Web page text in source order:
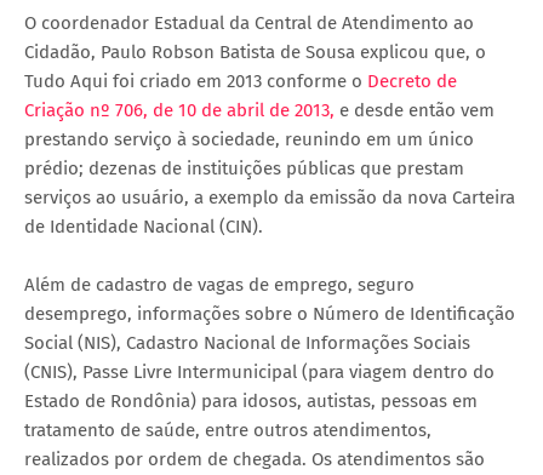
O coordenador Estadual da Central de Atendimento ao
Cidadão, Paulo Robson Batista de Sousa explicou que, o
Tudo Aqui foi criado em 2013 conforme o Decreto de
Criação nº 706, de 10 de abril de 2013, e desde então vem
prestando serviço à sociedade, reunindo em um único
prédio; dezenas de instituições públicas que prestam
serviços ao usuário, a exemplo da emissão da nova Carteira
de Identidade Nacional (CIN).
Além de cadastro de vagas de emprego, seguro
desemprego, informações sobre o Número de Identificação
Social (NIS), Cadastro Nacional de Informações Sociais
(CNIS), Passe Livre Intermunicipal (para viagem dentro do
Estado de Rondônia) para idosos, autistas, pessoas em
tratamento de saúde, entre outros atendimentos,
realizados por ordem de chegada. Os atendimentos são